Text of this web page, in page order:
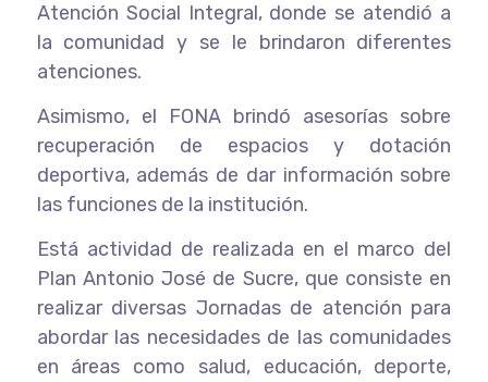
Atención Social Integral, donde se atendió a
la comunidad y se le brindaron diferentes
atenciones.
Asimismo, el FONA brindó asesorías sobre
recuperación de espacios y dotación
deportiva, además de dar información sobre
las funciones de la institución.
Está actividad de realizada en el marco del
Plan Antonio José de Sucre, que consiste en
realizar diversas Jornadas de atención para
abordar las necesidades de las comunidades
en áreas como salud, educación, deporte,